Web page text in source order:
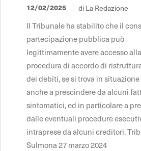
12/02/2025 di La Redazione
Il Tribunale ha stabilito che il
partecipazione pubblica può
legittimamente avere accesso alla
procedura di accordo di
dei debiti, se si trova in
anche a prescindere da alcuni
sintomatici, ed in particolare a
dalle eventuali procedure
intraprese da alcuni creditori.
Sulmona 27 marzo 2024